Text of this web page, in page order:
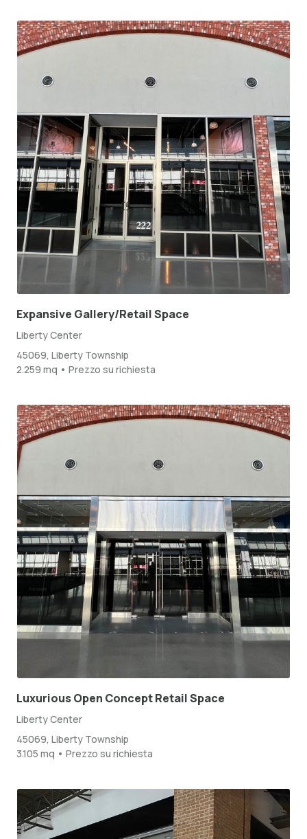
Expansive Gallery/Retail Space
Liberty Center
45069, Liberty Township
2.259 mq • Prezzo su richiesta
Luxurious Open Concept Retail Space
Liberty Center
45069, Liberty Township
3.105 mq • Prezzo su richiesta